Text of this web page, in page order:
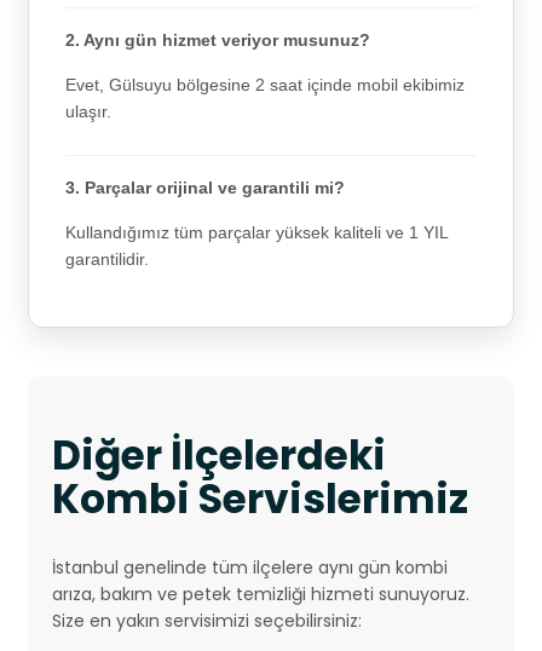
2. Aynı gün hizmet veriyor musunuz?
Evet, Gülsuyu bölgesine 2 saat içinde mobil ekibimiz
ulaşır.
3. Parçalar orijinal ve garantili mi?
Kullandığımız tüm parçalar yüksek kaliteli ve 1 YIL
garantilidir.
Diğer İlçelerdeki
Kombi Servislerimiz
İstanbul genelinde tüm ilçelere aynı gün kombi
arıza, bakım ve petek temizliği hizmeti sunuyoruz.
Size en yakın servisimizi seçebilirsiniz: